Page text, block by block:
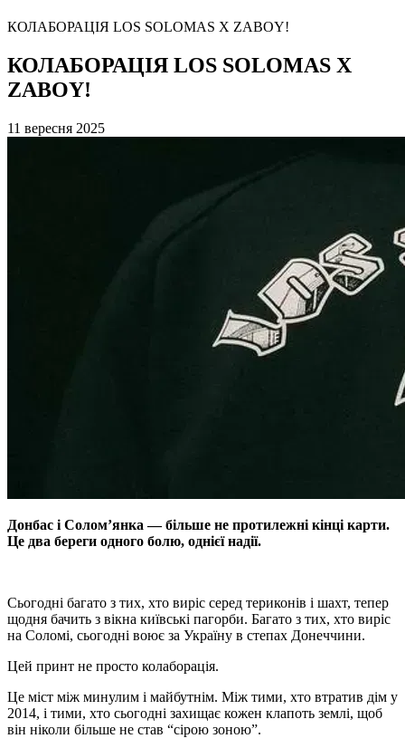
КОЛАБОРАЦІЯ LOS SOLOMAS X ZABOY!
КОЛАБОРАЦІЯ LOS SOLOMAS X
ZABOY!
11 вересня 2025
Донбас і Солом’янка — більше не протилежні кінці карти.
Це два береги одного болю, однієї надії.
Сьогодні багато з тих, хто виріс серед териконів і шахт, тепер
щодня бачить з вікна київські пагорби. Багато з тих, хто виріс
на Соломі, сьогодні воює за Україну в степах Донеччини.
Цей принт не просто колаборація.
Це міст між минулим і майбутнім. Між тими, хто втратив дім у
2014, і тими, хто сьогодні захищає кожен клапоть землі, щоб
він ніколи більше не став “сірою зоною”.